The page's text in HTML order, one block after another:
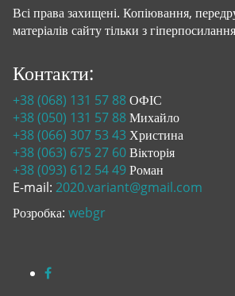
Всі права захищені. Копіювання,
матеріалів сайту тільки з
Контакти:
+38 (068) 131 57 88ОФІС
+38 (050) 131 57 88Михайло
+38 (066) 307 53 43 Христина
+38 (063) 675 27 60Вікторія
+38 (093) 612 54 49Роман
E-mail: 2020.variant@gmail.com
Розробка: webgr